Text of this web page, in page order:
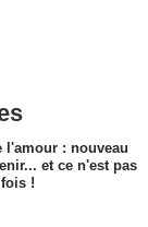
l'amour : nouveau
et ce n'est pas
!